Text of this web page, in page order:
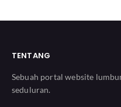
TENTANG
Sebuah portal website
seduluran.